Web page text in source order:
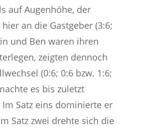
auf Augenhöhe, der
an die Gastgeber (3:6;
und Ben waren ihren
zeigten dennoch
(0:6; 0:6 bzw. 1:6;
es bis zuletzt
Satz eins dominierte er
Satz zwei drehte sich die